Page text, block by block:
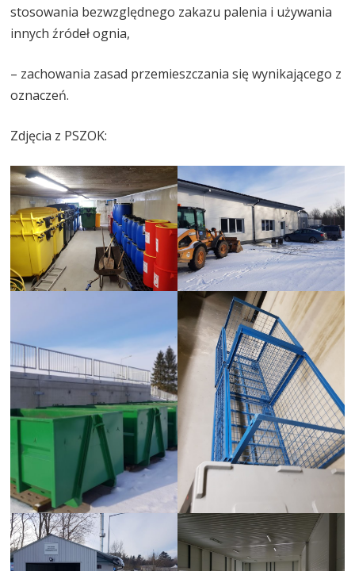
stosowania bezwzględnego zakazu palenia i używania
innych źródeł ognia,
– zachowania zasad przemieszczania się wynikającego z
oznaczeń.
Zdjęcia z PSZOK: